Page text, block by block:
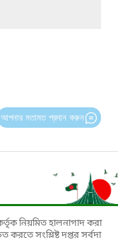
আপনার মতামত প্রদান করুন
নিয়মিত হালনাগাদ করা
করতে সংশ্লিষ্ট দপ্তর সর্বদা